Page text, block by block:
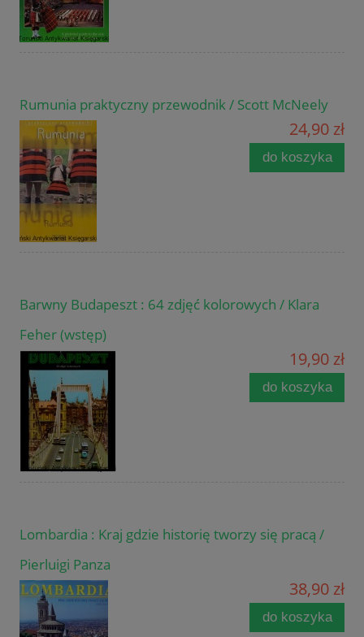
Rumunia praktyczny przewodnik / Scott McNeely
24,90 zł
do koszyka
Barwny Budapeszt : 64 zdjęć kolorowych / Klara
Feher (wstęp)
19,90 zł
do koszyka
Lombardia : Kraj gdzie historię tworzy się pracą /
Pierluigi Panza
38,90 zł
do koszyka